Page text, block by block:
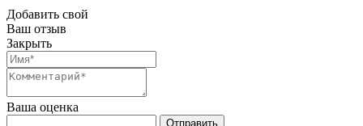
Добавить свой
Ваш отзыв
Закрыть
Ваша оценка
Отправить